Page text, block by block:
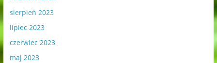
sierpień 2023
lipiec 2023
czerwiec 2023
maj 2023